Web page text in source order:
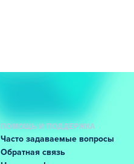
ПОМОЩЬ И ПОДДЕРЖКА
Часто задаваемые вопросы
Обратная связь